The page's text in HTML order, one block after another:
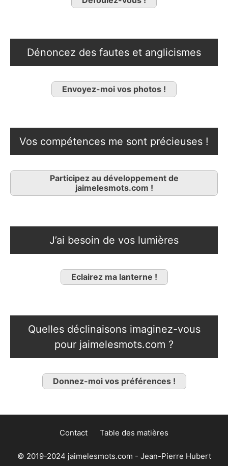
Dénoncez des fautes et anglicismes
Envoyez-moi vos photos !
Vos compétences me sont précieuses !
Participez au développement de
jaimelesmots.com !
J’ai besoin de vos lumières
Eclairez ma lanterne !
Quelles déclinaisons imaginez-vous
pour jaimelesmots.com ?
Donnez-moi vos préférences !
Contact Table des matières
© 2019-2024 jaimelesmots.com - Jean-Pierre Hubert